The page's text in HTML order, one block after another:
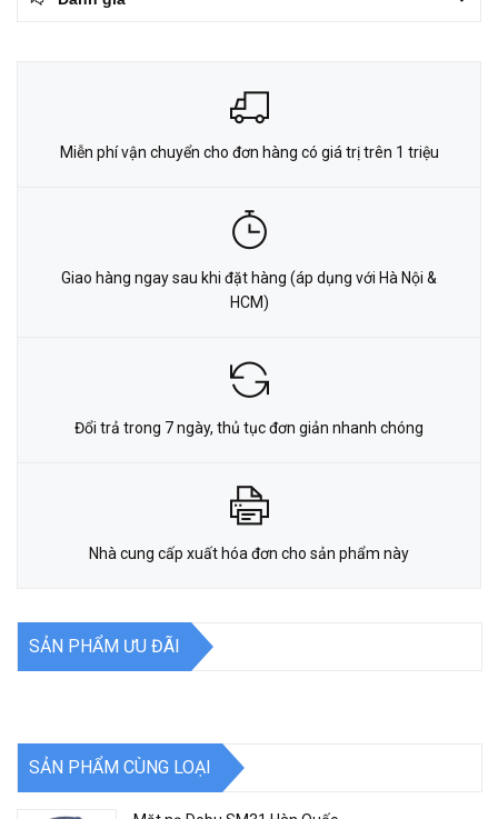
Miễn phí vận chuyển cho đơn hàng có giá trị trên 1 triệu
Giao hàng ngay sau khi đặt hàng (áp dụng với Hà Nội &
HCM)
Đổi trả trong 7 ngày, thủ tục đơn giản nhanh chóng
Nhà cung cấp xuất hóa đơn cho sản phẩm này
SẢN PHẨM ƯU ĐÃI
SẢN PHẨM CÙNG LOẠI